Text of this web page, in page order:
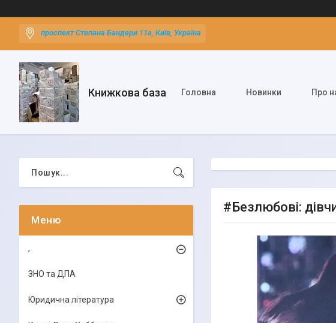
проспект Степана Бандери 11а, Київ, Україна
Книжкова база Головна Новинки Про
#Безлюбові:
,
ЗНО та ДПА
Юридична література